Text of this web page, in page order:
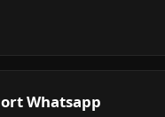
Whatsapp